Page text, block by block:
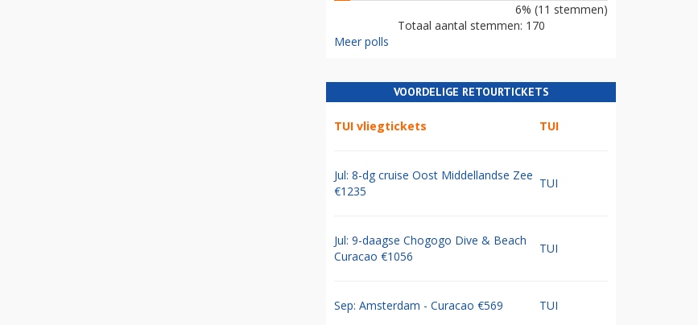
6% (11 stemmen)
Totaal aantal stemmen: 170
Meer polls
VOORDELIGE RETOURTICKETS
TUI vliegtickets TUI
Jul: 8-dg cruise Oost Middellandse Zee
€1235
TUI
Jul: 9-daagse Chogogo Dive & Beach
Curacao €1056
TUI
Sep: Amsterdam - Curacao €569 TUI